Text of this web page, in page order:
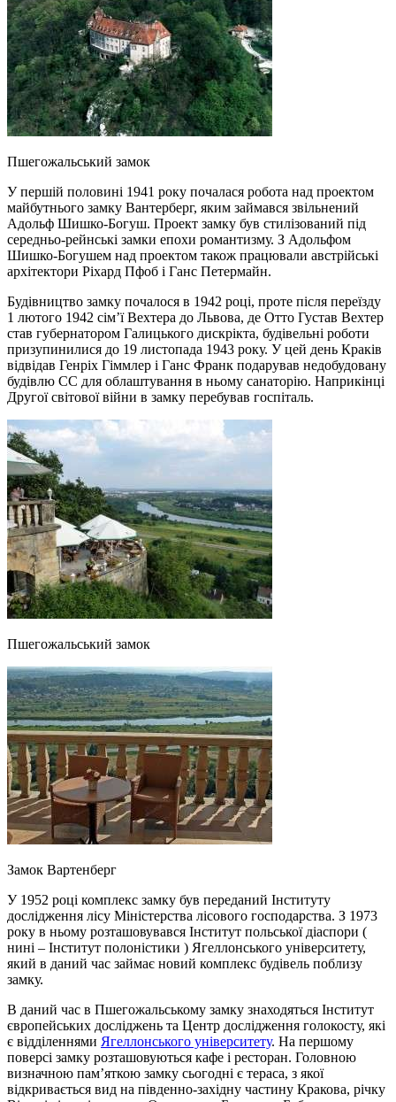
Пшегожальський замок
У першій половині 1941 року почалася робота над проектом
майбутнього замку Вантерберг, яким займався звільнений
Адольф Шишко-Богуш. Проект замку був стилізований під
середньо-рейнські замки епохи романтизму. З Адольфом
Шишко-Богушем над проектом також працювали австрійські
архітектори Ріхард Пфоб і Ганс Петермайн.
Будівництво замку почалося в 1942 році, проте після переїзду
1 лютого 1942 сім’ї Вехтера до Львова, де Отто Густав Вехтер
став губернатором Галицького дискрікта, будівельні роботи
призупинилися до 19 листопада 1943 року. У цей день Краків
відвідав Генріх Гіммлер і Ганс Франк подарував недобудовану
будівлю СС для облаштування в ньому санаторію. Наприкінці
Другої світової війни в замку перебував госпіталь.
Пшегожальський замок
Замок Вартенберг
У 1952 році комплекс замку був переданий Інституту
дослідження лісу Міністерства лісового господарства. З 1973
року в ньому розташовувався Інститут польської діаспори (
нині – Інститут полоністики ) Ягеллонського університету,
який в даний час займає новий комплекс будівель поблизу
замку.
В даний час в Пшегожальському замку знаходяться Інститут
європейських досліджень та Центр дослідження голокосту, які
є відділеннями Ягеллонського університету. На першому
поверсі замку розташовуються кафе і ресторан. Головною
визначною пам’яткою замку сьогодні є тераса, з якої
відкривається вид на південно-західну частину Кракова, річку